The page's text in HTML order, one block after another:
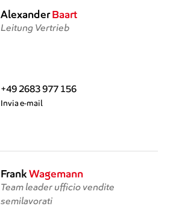
AlexanderBaart
Leitung Vertrieb
+49 2683 977 156
Invia e-mail
FrankWagemann
Team leader ufficio vendite
semilavorati